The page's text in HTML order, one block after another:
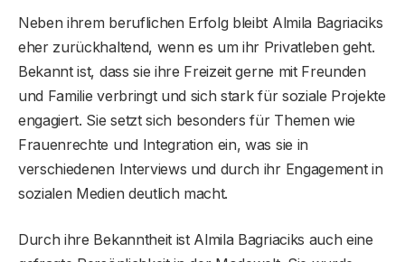
Neben ihrem beruflichen Erfolg bleibt Almila Bagriaciks
eher zurückhaltend, wenn es um ihr Privatleben geht.
Bekannt ist, dass sie ihre Freizeit gerne mit Freunden
und Familie verbringt und sich stark für soziale Projekte
engagiert. Sie setzt sich besonders für Themen wie
Frauenrechte und Integration ein, was sie in
verschiedenen Interviews und durch ihr Engagement in
sozialen Medien deutlich macht.
Durch ihre Bekanntheit ist Almila Bagriaciks auch eine